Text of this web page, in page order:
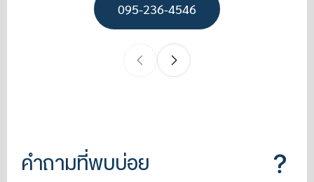
095-236-4546
คำถามที่พบบ่อย